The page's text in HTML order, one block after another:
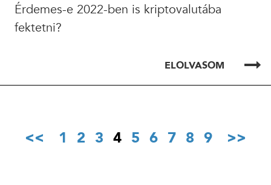
Érdemes-e 2022-ben is kriptovalutába
fektetni?
ELOLVASOM
1 2 3 4 5 6 7 8 9